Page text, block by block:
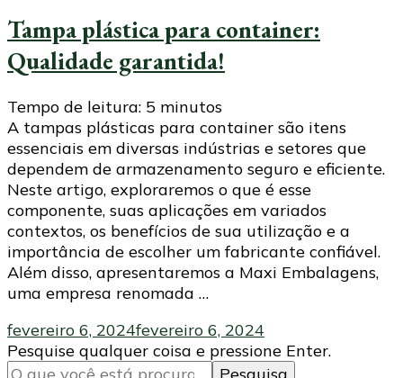
Tampa plástica para container:
Qualidade garantida!
Tempo de leitura: 5 minutos
A tampas plásticas para container são itens
essenciais em diversas indústrias e setores que
dependem de armazenamento seguro e eficiente.
Neste artigo, exploraremos o que é esse
componente, suas aplicações em variados
contextos, os benefícios de sua utilização e a
importância de escolher um fabricante confiável.
Além disso, apresentaremos a Maxi Embalagens,
uma empresa renomada …
fevereiro 6, 2024fevereiro 6, 2024
Procurando
algo?
Pesquise qualquer coisa e pressione Enter.